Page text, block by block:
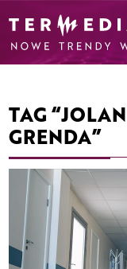
TAG
GRENDA”